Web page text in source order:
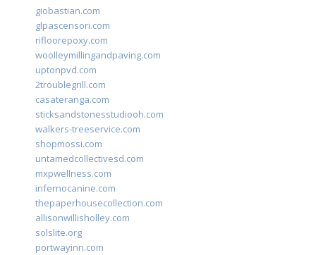
giobastian.com
glpascensori.com
rifloorepoxy.com
woolleymillingandpaving.com
uptonpvd.com
2troublegrill.com
casateranga.com
sticksandstonesstudiooh.com
walkers-treeservice.com
shopmossi.com
untamedcollectivesd.com
mxpwellness.com
infernocanine.com
thepaperhousecollection.com
allisonwillisholley.com
solslite.org
portwayinn.com